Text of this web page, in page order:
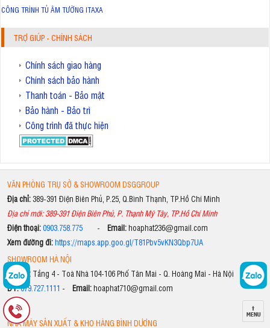
CÔNG TRÌNH TỦ ÂM TƯỜNG ITAXA
TRỢ GIÚP - CHÍNH SÁCH
Chính sách giao hàng
Chính sách bảo hành
Thanh toán - Bảo mật
Bảo hành - Bảo trì
Công trình đã thực hiện
VĂN PHÒNG TRỤ SỞ & SHOWROOM DSGGROUP
Địa chỉ: 389-391 Điện Biên Phủ, P.25, Q.Bình Thạnh, TP.Hồ Chí Minh
Địa chỉ mới: 389-391 Điện Biên Phủ, P. Thạnh Mỹ Tây, TP.Hồ Chí Minh
Điện thoại:0903.758.775- Email:hoaphat236@gmail.com
Xem đường đi:https://maps.app.goo.gl/T81Pbv5vKN3Qbp7UA
SHOWROOM HÀ NỘI
Địa chỉ:Tầng 4 - Toà Nhà 104-106 Phố Tân Mai - Q. Hoàng Mai - Hà Nội
ĐT:079.727.1111 - Email:hoaphat710@gmail.com
NHÀ MÁY SẢN XUẤT & KHO HÀNG BÌNH DƯƠNG